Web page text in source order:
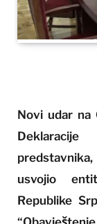
Novi udar na
usvojio
Republike